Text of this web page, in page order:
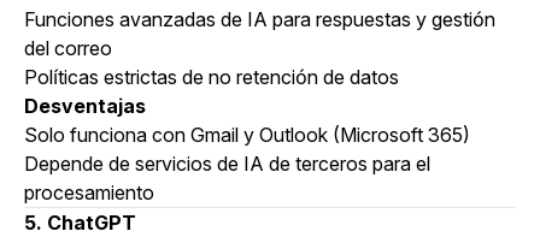
Funciones avanzadas de IA para respuestas y gestión
del correo
Políticas estrictas de no retención de datos
Desventajas
Solo funciona con Gmail y Outlook (Microsoft 365)
Depende de servicios de IA de terceros para el
procesamiento
5. ChatGPT